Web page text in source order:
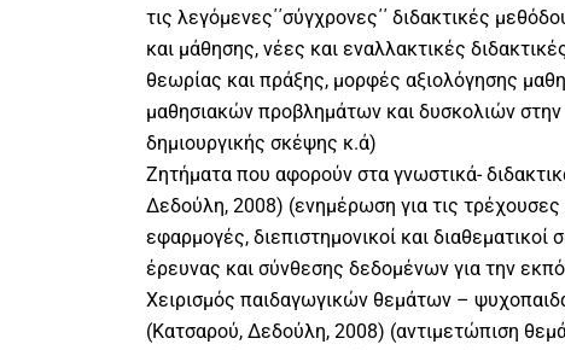
τις λεγόμενες΄΄σύγχρονες΄΄ διδακτικές
και μάθησης, νέες και εναλλακτικές
θεωρίας και πράξης, μορφές αξιολόγησης
μαθησιακών προβλημάτων και δυσκολιών στην
δημιουργικής σκέψης κ.ά)
Ζητήματα που αφορούν στα γνωστικά-
Δεδούλη, 2008) (ενημέρωση για τις τρέχουσες
εφαρμογές, διεπιστημονικοί και διαθεματικοί
έρευνας και σύνθεσης δεδομένων για την
Χειρισμός παιδαγωγικών θεμάτων –
(Κατσαρού, Δεδούλη, 2008) (αντιμετώπιση